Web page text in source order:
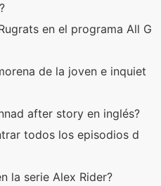
en el programa All G
de la joven e inquiet
after story en inglés?
todos los episodios d
la serie Alex Rider?